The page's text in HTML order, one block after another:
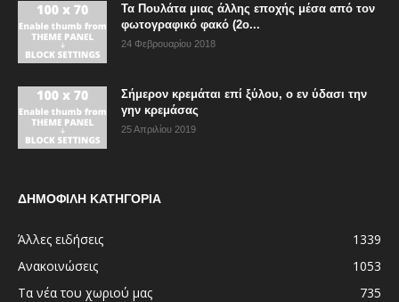
Τα Πουλάτα μιας άλλης εποχής μέσα από τον
φωτογραφικό φακό (2ο...
24 Φεβρουαρίου 2018
Σήμερον κρεμάται επί ξύλου, ο εν ύδασι την
γην κρεμάσας
25 Απριλίου 2019
ΔΗΜΟΦΙΛΗ ΚΑΤΗΓΟΡΙΑ
Άλλες ειδήσεις
1339
Ανακοινώσεις
1053
Τα νέα του χωριού μας
735